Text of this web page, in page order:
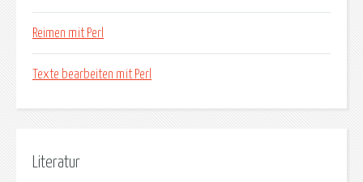
Reimen mit Perl
Texte bearbeiten mit Perl
Literatur